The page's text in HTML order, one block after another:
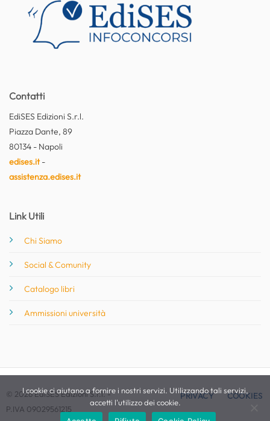
Contatti
EdiSES Edizioni S.r.l.
Piazza Dante, 89
80134 - Napoli
edises.it-
assistenza.edises.it
Link Utili
Chi Siamo
Social & Comunity
Catalogo libri
Ammissioni università
© 2026 EdiSES Edizioni S.r.l. -
P.IVA 09029561215
PRIVACY COOKIES
I cookie ci aiutano a fornire i nostri servizi. Utilizzando tali servizi,
accetti l'utilizzo dei cookie.